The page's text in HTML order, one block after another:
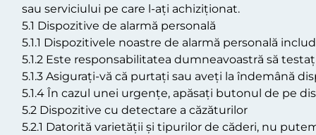
sau serviciului pe care l-ați achiziționat.
5.1 Dispozitive de alarmă personală
5.1.1 Dispozitivele noastre de alarmă personală
5.1.2 Este responsabilitatea dumneavoastră să
5.1.3 Asigurați-vă că purtați sau aveți la îndemână
5.1.4 În cazul unei urgențe, apăsați butonul de pe
5.2 Dispozitive cu detectare a căzăturilor
5.2.1 Datorită varietății și tipurilor de căderi, nu